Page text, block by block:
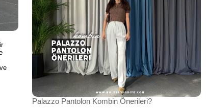
Palazzo Pantolon Kombin Önerileri?